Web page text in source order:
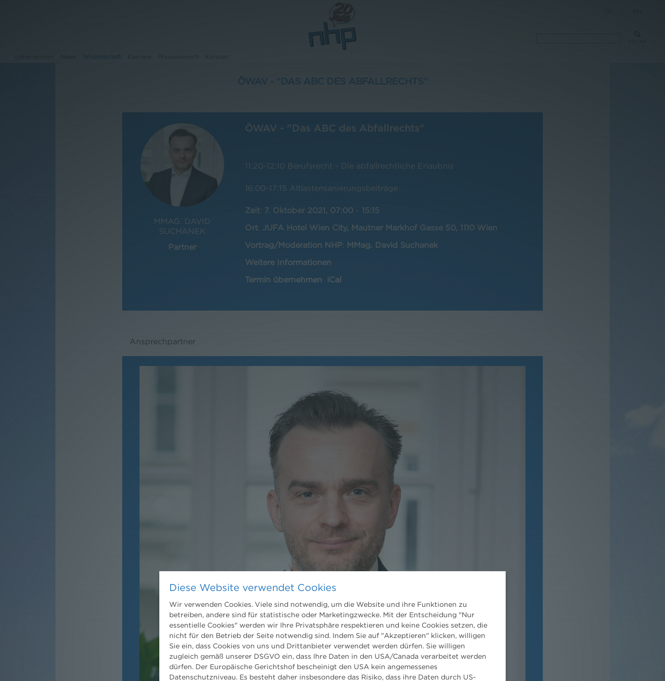
ÖWAV - "DAS ABC DES ABFALLRECHTS"
MMAG. DAVID
SUCHANEK
Partner
ÖWAV - "Das ABC des Abfallrechts"
11:20-12:10 Berufsrecht - Die abfallrechtliche Erlaubnis
16:00-17:15 Altlastensanierungsbeiträge
Zeit: 7. Oktober 2021, 07:00- 15:15
Ort: JUFA Hotel Wien City, Mautner Markhof Gasse 50, 1110 Wien
Vortrag/Moderation NHP: MMag. David Suchanek
Weitere Informationen
Termin übernehmen
iCal
Ansprechpartner
Diese Website verwendet Cookies
Wir verwenden Cookies. Viele sind notwendig, um die Website und ihre Funktionen zu
betreiben, andere sind für statistische oder Marketingzwecke. Mit der Entscheidung "Nur
essentielle Cookies" werden wir Ihre Privatsphäre respektieren und keine Cookies setzen, die
nicht für den Betrieb der Seite notwendig sind. Indem Sie auf "Akzeptieren" klicken, willigen
Sie ein, dass Cookies von uns und Drittanbieter verwendet werden dürfen. Sie willigen
zugleich gemäß unserer DSGVO ein, dass Ihre Daten in den USA/Canada verarbeitet werden
dürfen. Der Europäische Gerichtshof bescheinigt den USA kein angemessenes
Datenschutzniveau. Es besteht daher insbesondere das Risiko, dass ihre Daten durch US-